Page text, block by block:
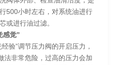
500小时左右，对系统油进行
或进行油过滤。
感觉”
验”调节压力阀的开启压力，
法非常危险，过高的压力会加